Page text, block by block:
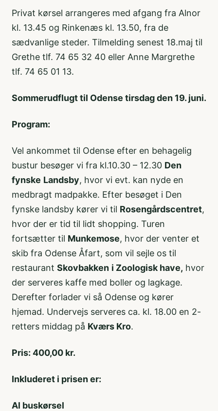
Privat kørsel arrangeres med afgang fra Alnor
kl. 13.45 og Rinkenæs kl. 13.50, fra de
sædvanlige steder. Tilmelding senest 18.maj til
Grethe tlf. 74 65 32 40 eller Anne Margrethe
tlf. 74 65 01 13.
Sommerudflugt til Odense tirsdag den 19. juni.
Program:
Vel ankommet til Odense efter en behagelig
bustur besøger vi fra kl.10.30 – 12.30 Den
fynske Landsby, hvor vi evt. kan nyde en
medbragt madpakke. Efter besøget i Den
fynske landsby kører vi til Rosengårdscentret,
hvor der er tid til lidt shopping. Turen
fortsætter til Munkemose, hvor der venter et
skib fra Odense Åfart, som vil sejle os til
restaurant Skovbakken i Zoologisk have, hvor
der serveres kaffe med boller og lagkage.
Derefter forlader vi så Odense og kører
hjemad. Undervejs serveres ca. kl. 18.00 en 2-
retters middag på Kværs Kro.
Pris: 400,00 kr.
Inkluderet i prisen er:
Al buskørsel